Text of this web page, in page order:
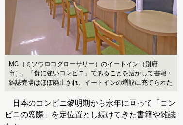
MG（ミツウロコグローサリー）のイートイン（別府
市）。「食に強いコンビニ」であることを活かして書籍・
雑誌売場はほぼ廃止され、イートインの増設に充てられた
日本のコンビニ黎明期から永年に亘って「コン
ビニの窓際」を定位置とし続けてきた書籍や雑誌